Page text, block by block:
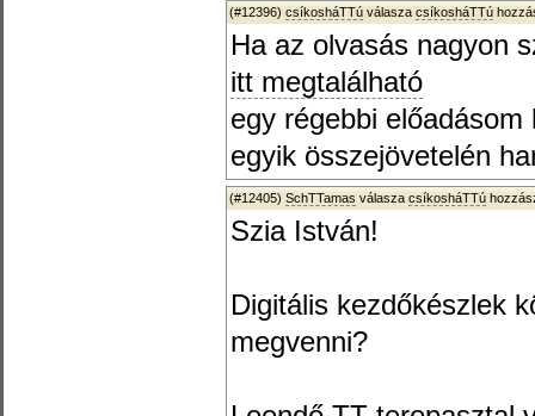
(#12396) csíkosháTTú válasza csíkosháTTú
Ha az olvasás nagyon
itt megtalálható
egy régebbi
egyik összejövetelén
(#12405) SchTTamas válasza csíkosháTTú
Szia István!
Digitális kezdőkészlek
megvenni?